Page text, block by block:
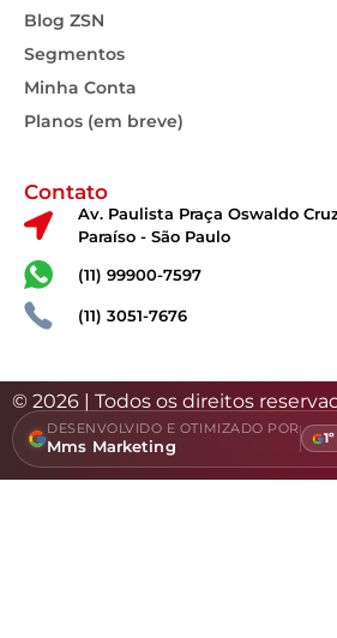
Blog ZSN
Segmentos
Minha Conta
Planos (em breve)
Contato
Av. Paulista Praça Oswaldo
Paraíso - São Paulo
(11) 99900-7597
(11) 3051-7676
© 2026 | Todos os direitos
DESENVOLVIDO E OTIMIZADO POR
Mms Marketing